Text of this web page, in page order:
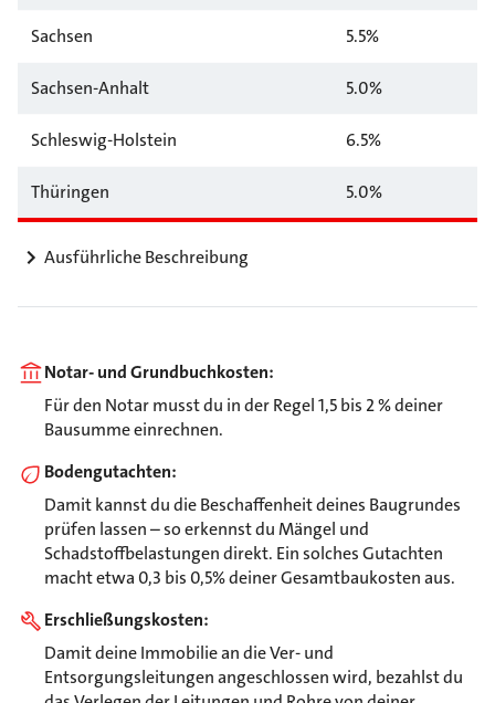
Sachsen 5.5%
Sachsen-Anhalt 5.0%
Schleswig-Holstein 6.5%
Thüringen 5.0%
Ausführliche Beschreibung
Notar- und Grundbuchkosten:
Für den Notar musst du in der Regel 1,5 bis 2 % deiner
Bausumme einrechnen.
Bodengutachten:
Damit kannst du die Beschaffenheit deines Baugrundes
prüfen lassen – so erkennst du Mängel und
Schadstoffbelastungen direkt. Ein solches Gutachten
macht etwa 0,3 bis 0,5% deiner Gesamtbaukosten aus.
Erschließungskosten:
Damit deine Immobilie an die Ver- und
Entsorgungsleitungen angeschlossen wird, bezahlst du